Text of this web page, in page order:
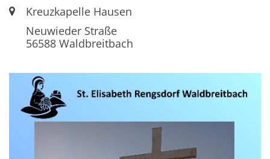
Ort:Kreuzkapelle Hausen
Neuwieder Straße
56588Waldbreitbach